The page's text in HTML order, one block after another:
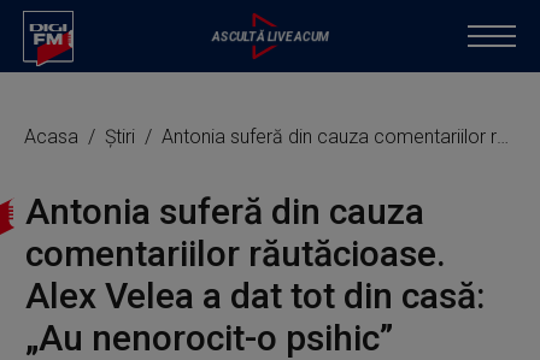
Acasa Știri Antonia suferă din cauza comentariilor răutăcioase. Alex Velea a dat tot din casă: „Au nenorocit-o psihic”
Antonia suferă din cauza
comentariilor răutăcioase.
Alex Velea a dat tot din casă:
„Au nenorocit-o psihic”